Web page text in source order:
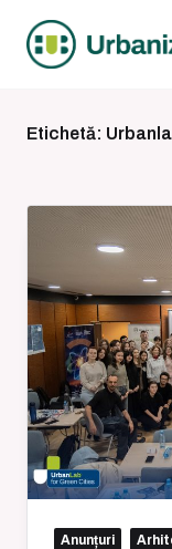
content
Etichetă:
Anunțuri